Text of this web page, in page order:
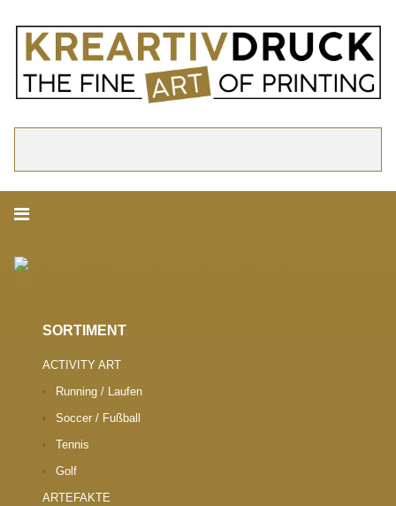
Cookie Hinweis
Um die Inhalte unserer Webseite optimal zu gestalten und fortlaufend zu
verwenden wir Cookies. Durch die weitere Nutzung der Webseite stimmen
Verwendung von Cookies zu. Weitere Informationen zu Cookies erhalten Sie
Datenschutzerklärung.
SORTIMENT
ACTIVITY ART
Running / Laufen
Soccer / Fußball
Tennis
Golf
ARTEFAKTE